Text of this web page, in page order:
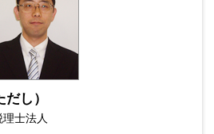
し）
士法人